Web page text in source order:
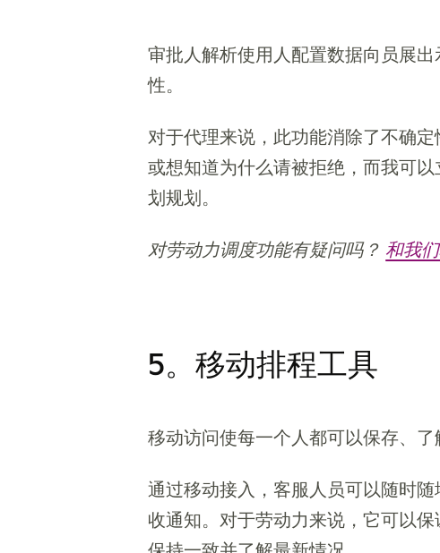
审批人解析使用人配置数据向员展
性。
对于代理来说，此功能消除了不确
或想知道为什么请被拒绝，而我可
划规划。
对劳动力调度功能有疑问吗？ 和我
5。移动排程工具
移动访问使每一个人都可以保存、了
通过移动接入，客服人员可以随时
收通知。对于劳动力来说，它可以